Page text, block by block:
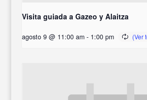
Visita guiada a Gazeo y Alaitza
agosto 9 @ 11:00 am - 1:00 pm